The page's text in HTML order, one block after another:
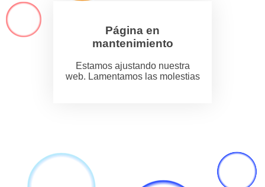
Página en
mantenimiento
Estamos ajustando nuestra
web. Lamentamos las molestias